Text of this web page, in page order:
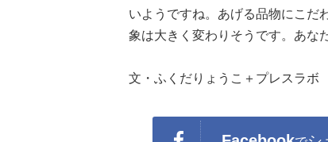
いようですね。あげる品物にこだ
象は大きく変わりそうです。あな
文・ふくだりょうこ＋プレスラボ